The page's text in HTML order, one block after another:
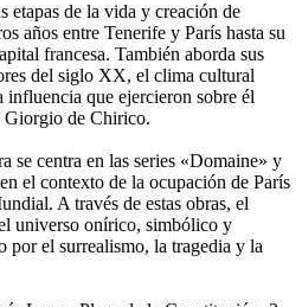
etapas de la vida y creación de
años entre Tenerife y París hasta su
francesa. También aborda sus
del siglo XX, el clima cultural
que ejercieron sobre él
Giorgio de Chirico.
se centra en las series «Domaine» y
el contexto de la ocupación de París
A través de estas obras, el
universo onírico, simbólico y
por el surrealismo, la tragedia y la